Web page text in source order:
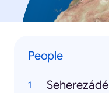
People
Seherezádé